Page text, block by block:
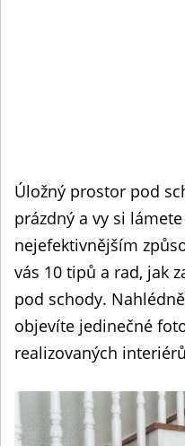
Úložný prostor pod
prázdný a vy si
nejefektivnějším
vás 10 tipů a rad, jak
pod schody.
objevíte jedinečné
realizovaných